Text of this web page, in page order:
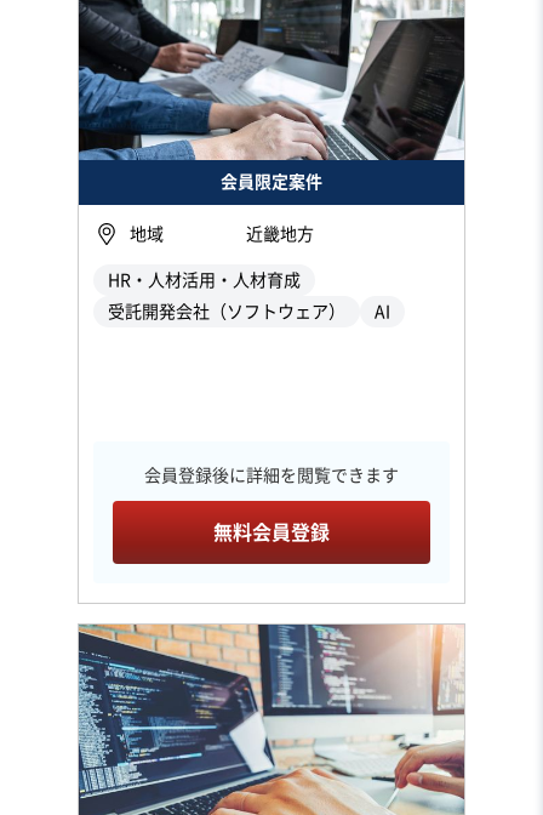
会員限定案件
地域 近畿地方
HR・人材活用・人材育成
受託開発会社（ソフトウェア）
AI
会員登録後に詳細を閲覧できます
無料会員登録